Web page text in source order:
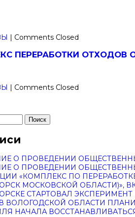
| Comments Closed
ПЕРЕРАБОТКИ ОТХОДОВ
Comments Closed
О ПРОВЕДЕНИИ
О ПРОВЕДЕНИИ
«КОМПЛЕКС ПО
МОСКОВСКОЙ
СТАРТОВАЛ
В ВОЛОГОДСКОЙ ОБЛАСТИ
НАЧАЛА